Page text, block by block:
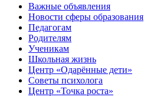
Важные объявления
Новости сферы образования
Педагогам
Родителям
Ученикам
Школьная жизнь
Центр «Одарённые дети»
Советы психолога
Центр «Точка роста»